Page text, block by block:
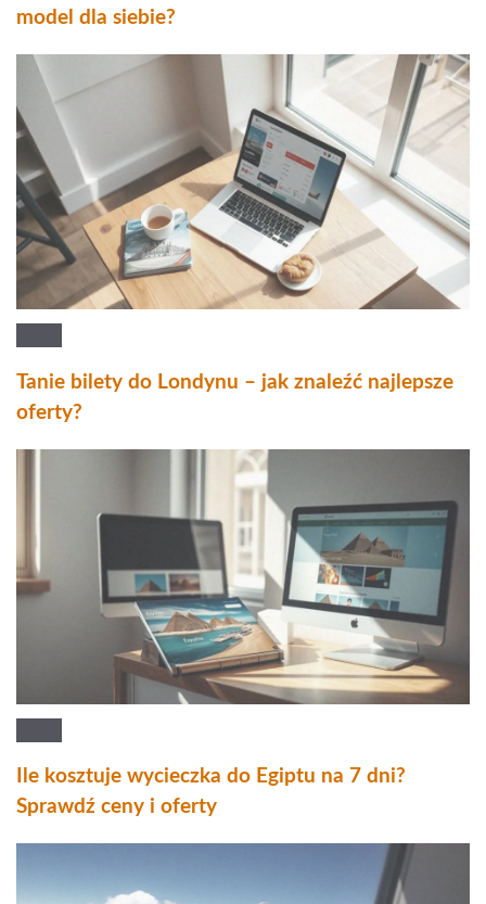
model dla siebie?
Tanie bilety do Londynu – jak znaleźć najlepsze
oferty?
Ile kosztuje wycieczka do Egiptu na 7 dni?
Sprawdź ceny i oferty